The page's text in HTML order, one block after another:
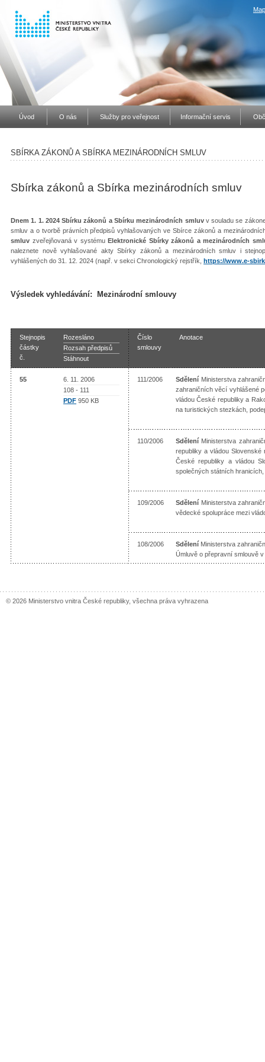
Úvod O nás Služby pro veřejnost Informační servis
SBÍRKA ZÁKONŮ A SBÍRKA MEZINÁRODNÍCH SMLUV
Sbírka zákonů a Sbírka mezinárodních smluv
Dnem 1. 1. 2024 Sbírku zákonů a Sbírku mezinárodních smluvv souladu se
smluv a o tvorbě právních předpisů vyhlašovaných ve Sbírce zákonů a
smluv zveřejňovaná v systémuElektronické Sbírky zákonů a mezinárodních
naleznete nově vyhlašované akty Sbírky zákonů a mezinárodních smluv i
vyhlášených do 31. 12. 2024 (např. v sekci Chronologický rejstřík, https://www.e-
Výsledek vyhledávání: Mezinárodní smlouvy
Stejnopis
částky
č.
Rozesláno
Rozsah předpisů
Stáhnout
Číslo
smlouvy
Anotace
55
6. 11. 2006
108 - 111
PDF 950 KB
111/2006 Sdělení Ministerstva
zahraničních věcí vyhlášené
vládou České republiky a
na turistických stezkách,
110/2006 Sdělení Ministerstva
republiky a vládou
České republiky a vládou
společných státních
109/2006 Sdělení Ministerstva
vědecké spolupráce mezi
108/2006 Sdělení Ministerstva
Úmluvě o přepravní smlouvě
© 2026 Ministerstvo vnitra České republiky, všechna práva vyhrazena